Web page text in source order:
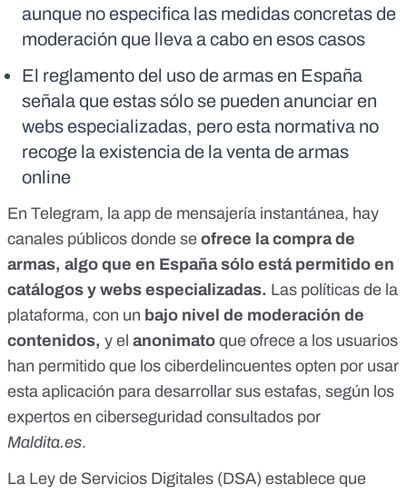
aunque no especifica las medidas concretas de
moderación que lleva a cabo en esos casos
El reglamento del uso de armas en España
señala que estas sólo se pueden anunciar en
webs especializadas, pero esta normativa no
recoge la existencia de la venta de armas
online
En Telegram, la app de mensajería instantánea, hay
canales públicos donde se ofrece la compra de
armas, algo que en España sólo está permitido en
catálogos y webs especializadas. Las políticas de la
plataforma, con un bajo nivel de moderación de
contenidos, y el anonimato que ofrece a los usuarios
han permitido que los ciberdelincuentes opten por usar
esta aplicación para desarrollar sus estafas, según los
expertos en ciberseguridad consultados por
Maldita.es.
La Ley de Servicios Digitales (DSA) establece que